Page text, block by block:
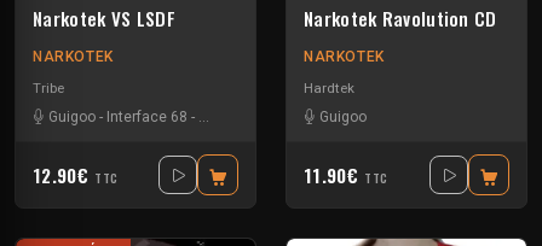
Narkotek VS LSDF
NARKOTEK
Tribe
Guigoo - Interface 68 - Kefran
12.90€ TTC
Narkotek Ravolution CD
NARKOTEK
Hardtek
Guigoo
11.90€ TTC